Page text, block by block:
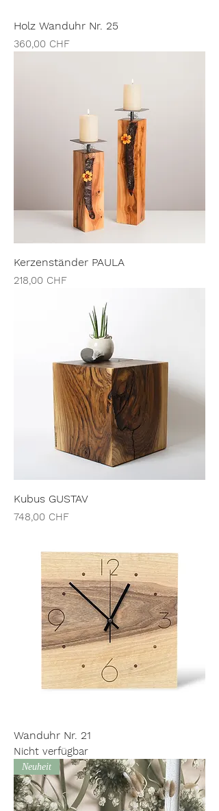
Holz Wanduhr Nr. 25
Preis
360,00 CHF
Kerzenständer PAULA
Preis
218,00 CHF
Kubus GUSTAV
Preis
748,00 CHF
Wanduhr Nr. 21
Nicht verfügbar
Neuheit